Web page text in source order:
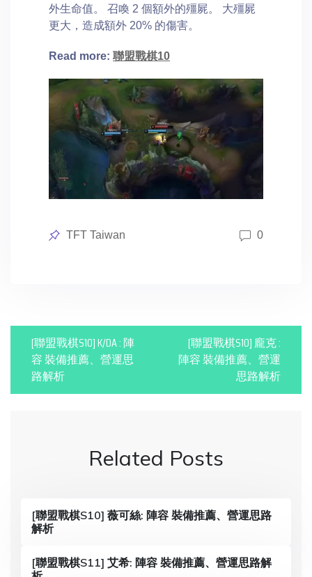
外生命值。 召喚 2 個額外的殭屍。 大殭屍
更大，造成額外 20% 的傷害。
Read more: 聯盟戰棋10
Posted
TFT Taiwan 0
s
[聯盟戰棋S10] K/DA : 陣
容 裝備推薦、營運思
路解析
[聯盟戰棋S10] 龐克 :
陣容 裝備推薦、營運
思路解析
Related Posts
[聯盟戰棋S10] 薇可絲: 陣容 裝備推薦、營運思路
解析
[聯盟戰棋S11] 艾希: 陣容 裝備推薦、營運思路解